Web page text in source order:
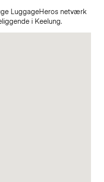
LuggageHeros netværk
i Keelung.